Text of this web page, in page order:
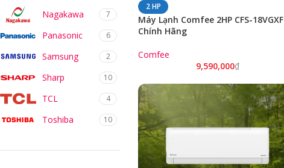
Nagakawa 7
Panasonic 6
Samsung 2
Sharp 10
TCL 4
Toshiba 10
2 HP
Máy Lạnh Comfee 2HP CFS-18VGXF
Chính Hãng
Comfee
9,590,000₫